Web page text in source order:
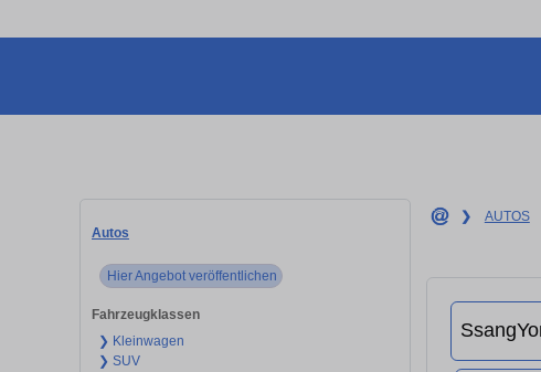
Autos
Hier Angebot veröffentlichen
Fahrzeugklassen
❯ Kleinwagen
❯ SUV
❯ AUTOS